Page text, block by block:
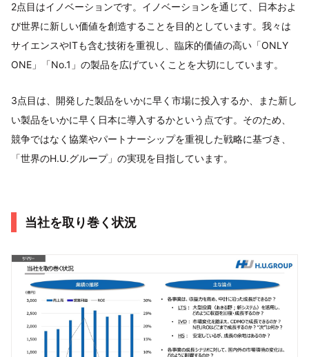
2点目はイノベーションです。イノベーションを通じて、日本およ
び世界に新しい価値を創造することを目的としています。我々は
サイエンスやITも含む技術を重視し、臨床的価値の高い「ONLY
ONE」「No.1」の製品を広げていくことを大切にしています。
3点目は、開発した製品をいかに早く市場に投入するか、また新し
い製品をいかに早く日本に導入するかという点です。そのため、
競争ではなく協業やパートナーシップを重視した戦略に基づき、
「世界のH.U.グループ」の実現を目指しています。
当社を取り巻く状況